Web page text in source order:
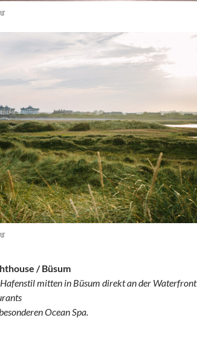
/ Büsum
mitten in Büsum direkt an der Waterfront
Ocean Spa.